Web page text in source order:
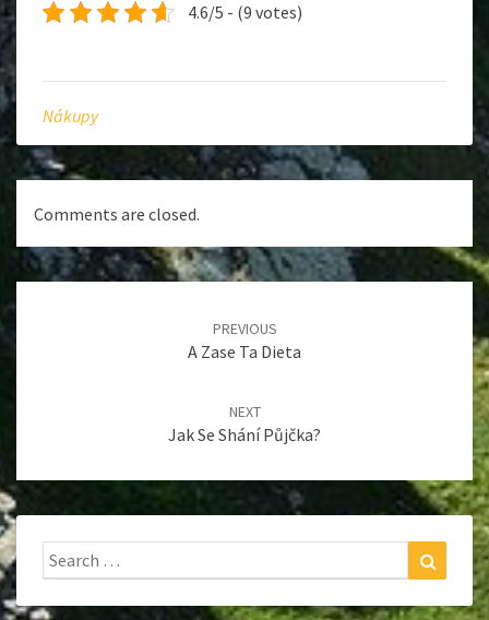
4.6/5 - (9 votes)
Nákupy
Comments are closed.
PREVIOUS
A Zase Ta Dieta
NEXT
Jak Se Shání Půjčka?
Search
for:
Search